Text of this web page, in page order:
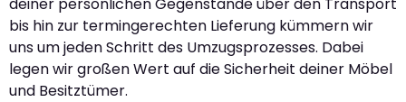
bis hin zur termingerechten Lieferung kümmern wir
uns um jeden Schritt des Umzugsprozesses. Dabei
legen wir großen Wert auf die Sicherheit deiner Möbel
und Besitztümer.